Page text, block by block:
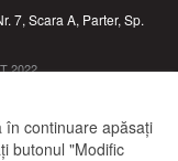
7, Scara A, Parter, Sp.
2022
în continuare apăsați
butonul "Modific